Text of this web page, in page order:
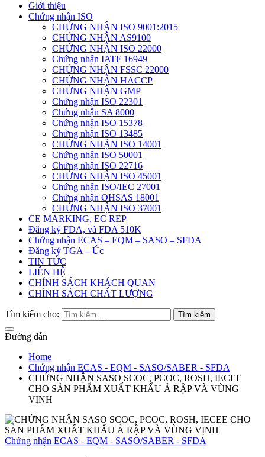
Giới thiệu
Chứng nhận ISO
CHỨNG NHẬN ISO 9001:2015
CHỨNG NHẬN AS9100
CHỨNG NHẬN ISO 22000
Chứng nhận IATF 16949
CHỨNG NHẬN FSSC 22000
CHỨNG NHẬN HACCP
CHỨNG NHẬN GMP
Chứng nhận ISO 22301
Chứng nhận SA 8000
Chứng nhận ISO 15378
Chứng nhận ISO 13485
CHỨNG NHẬN ISO 14001
Chứng nhận ISO 50001
Chứng nhận ISO 22716
CHỨNG NHẬN ISO 45001
Chứng nhận ISO/IEC 27001
Chứng nhận OHSAS 18001
CHỨNG NHẬN ISO 37001
CE MARKING, EC REP
Đăng ký FDA, và FDA 510K
Chứng nhận ECAS – EQM – SASO – SFDA
Đăng ký TGA – Úc
TIN TỨC
LIÊN HỆ
CHÍNH SÁCH KHÁCH QUAN
CHÍNH SÁCH CHẤT LƯỢNG
Tìm kiếm cho:
Đường dẫn
Home
Chứng nhận ECAS - EQM - SASO/SABER - SFDA
CHỨNG NHẬN SASO SCOC, PCOC, ROSH, IECEE
CHO SẢN PHẨM XUẤT KHẨU Ả RẬP VÀ VÙNG
VỊNH
Chứng nhận ECAS - EQM - SASO/SABER - SFDA